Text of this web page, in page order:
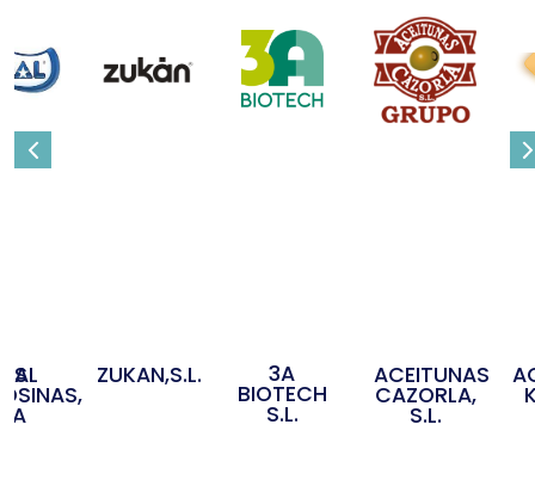
ZUKAN,S.L. 3A
BIOTECH
S.L.
ACEITUNAS
CAZORLA,
S.L.